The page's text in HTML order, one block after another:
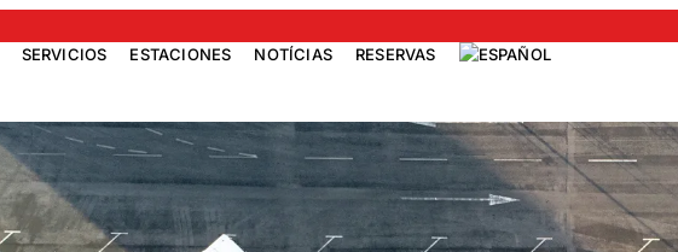
SERVICIOS ESTACIONES NOTÍCIAS RESERVAS